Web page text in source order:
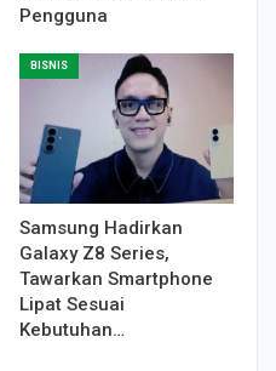
Pengguna
BISNIS
Samsung Hadirkan
Galaxy Z8 Series,
Tawarkan Smartphone
Lipat Sesuai
Kebutuhan…